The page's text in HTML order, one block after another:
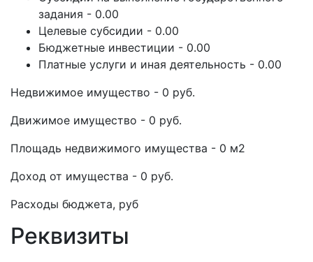
задания - 0.00
Целевые субсидии - 0.00
Бюджетные инвестиции - 0.00
Платные услуги и иная деятельность - 0.00
Недвижимое имущество - 0 руб.
Движимое имущество - 0 руб.
Площадь недвижимого имущества - 0 м2
Доход от имущества - 0 руб.
Расходы бюджета, руб
Реквизиты